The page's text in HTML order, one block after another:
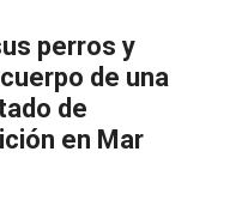
perros y
de una
de
en Mar